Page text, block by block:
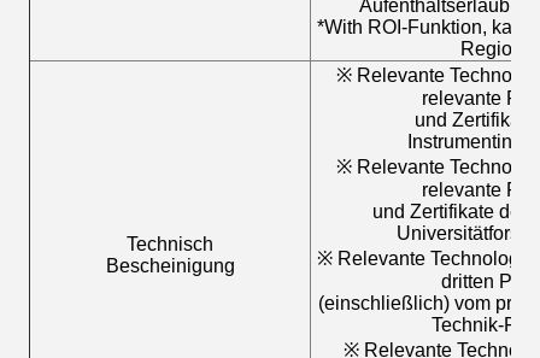
*With ROI-Funktion,
Technisch
Bescheinigung
※ Relevante
relevante
und
※ Relevante
relevante
und Zertifikate der
※ Relevante
dritten
(einschließlich) vom
Technik-
※ Relevante